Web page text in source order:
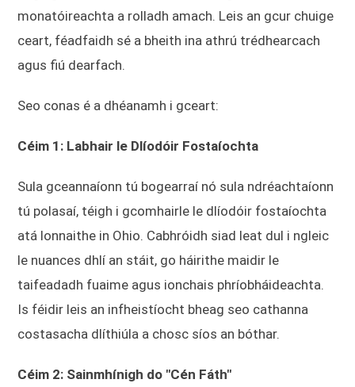
monatóireachta a rolladh amach. Leis an gcur chuige
ceart, féadfaidh sé a bheith ina athrú trédhearcach
agus fiú dearfach.
Seo conas é a dhéanamh i gceart:
Céim 1: Labhair le Dlíodóir Fostaíochta
Sula gceannaíonn tú bogearraí nó sula ndréachtaíonn
tú polasaí, téigh i gcomhairle le dlíodóir fostaíochta
atá lonnaithe in Ohio. Cabhróidh siad leat dul i ngleic
le nuances dhlí an stáit, go háirithe maidir le
taifeadadh fuaime agus ionchais phríobháideachta.
Is féidir leis an infheistíocht bheag seo cathanna
costasacha dlíthiúla a chosc síos an bóthar.
Céim 2: Sainmhínigh do "Cén Fáth"